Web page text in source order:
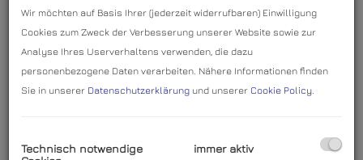
am Gebirge
derzeit8 hochwertige Eigentumswohnungenmit
durchdachten Grundrissen und modernster
3–4 Zimmer-Wohnungen von 63-89 m² – alle mit
Wir möchten auf Basis Ihrer (jederzeit widerrufbaren) Einwilligung
Cookies zum Zweck der Verbesserung unserer Website sowie zur
Analyse Ihres Userverhaltens verwenden, die dazu
personenbezogene Daten verarbeiten. Nähere Informationen finden
Sie in unserer Datenschutzerklärung und unserer Cookie Policy.
Technisch notwendige
immer aktiv